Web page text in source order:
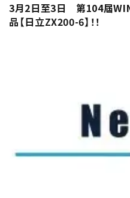
3月2日至3日 第104屆
品【日立ZX200-6】！！